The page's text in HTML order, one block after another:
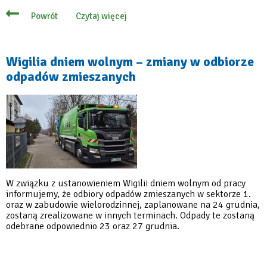
Powrót Czytaj więcej
o
kontrolach
kompostowników
Wigilia dniem wolnym – zmiany w odbiorze
odpadów zmieszanych
W związku z ustanowieniem Wigilii dniem wolnym od pracy
informujemy, że odbiory odpadów zmieszanych w sektorze 1.
oraz w zabudowie wielorodzinnej, zaplanowane na 24 grudnia,
zostaną zrealizowane w innych terminach. Odpady te zostaną
odebrane odpowiednio 23 oraz 27 grudnia.